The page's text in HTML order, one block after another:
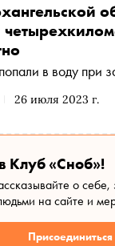
26 июля 2023 г.
в воду при
Клуб «Сноб»!
о себе,
на сайте и
Присоединиться